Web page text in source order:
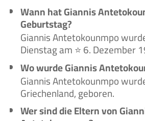
Wann hat Giannis
Geburtstag?
Giannis Antetokounmpo
Dienstag am ⭐ 6. Dezember
Wo wurde Giannis
Giannis Antetokounmpo
Griechenland, geboren.
Wer sind die Eltern von